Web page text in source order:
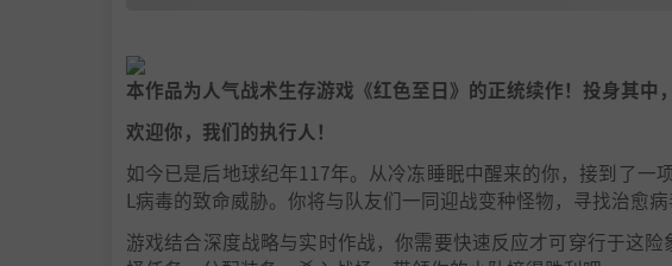
本作品为人气战术生存游戏《红色至日》的正统续作！投身其中
欢迎你，我们的执行人！
如今已是后地球纪年117年。从冷冻睡眠中醒来的你，接到了
L病毒的致命威胁。你将与队友们一同迎战变种怪物，寻找治愈
游戏结合深度战略与实时作战，你需要快速反应才可穿行于这